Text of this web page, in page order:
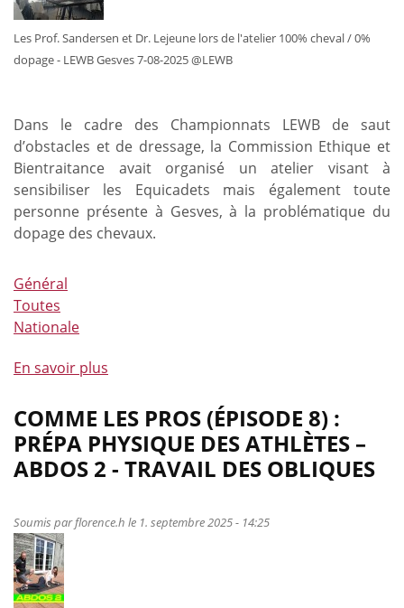
physique
triceps
Les Prof. Sandersen et Dr. Lejeune lors de l'atelier 100% cheval / 0%
dopage - LEWB Gesves 7-08-2025 @LEWB
Dans le cadre des Championnats LEWB de saut
d’obstacles et de dressage, la Commission Ethique et
Bientraitance avait organisé un atelier visant à
sensibiliser les Equicadets mais également toute
personne présente à Gesves, à la problématique du
dopage des chevaux.
Général
Toutes
Nationale
En savoir plus
de
Une
réussite
pour
100%
COMME LES PROS (ÉPISODE 8) :
PRÉPA PHYSIQUE DES ATHLÈTES –
ABDOS 2 - TRAVAIL DES OBLIQUES
Soumis parflorence.h le 1. septembre 2025 - 14:25